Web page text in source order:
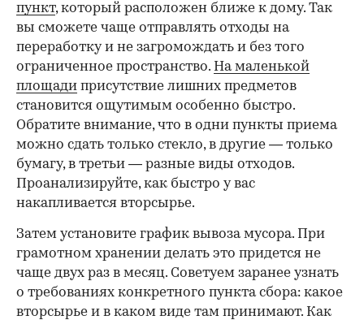
пункт, который расположен ближе к дому. Так
вы сможете чаще отправлять отходы на
переработку и не загромождать и без того
ограниченное пространство. На маленькой
площади присутствие лишних предметов
становится ощутимым особенно быстро.
Обратите внимание, что в одни пункты приема
можно сдать только стекло, в другие — только
бумагу, в третьи — разные виды отходов.
Проанализируйте, как быстро у вас
накапливается вторсырье.
Затем установите график вывоза мусора. При
грамотном хранении делать это придется не
чаще двух раз в месяц. Советуем заранее узнать
о требованиях конкретного пункта сбора: какое
вторсырье и в каком виде там принимают. Как